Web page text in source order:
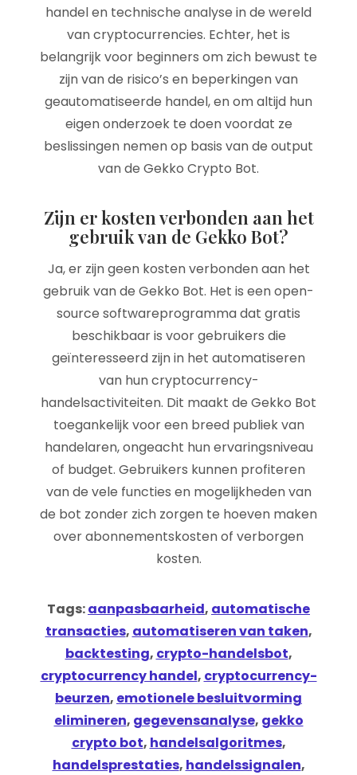
handel en technische analyse in de wereld
van cryptocurrencies. Echter, het is
belangrijk voor beginners om zich bewust te
zijn van de risico’s en beperkingen van
geautomatiseerde handel, en om altijd hun
eigen onderzoek te doen voordat ze
beslissingen nemen op basis van de output
van de Gekko Crypto Bot.
Zijn er kosten verbonden aan het
gebruik van de Gekko Bot?
Ja, er zijn geen kosten verbonden aan het
gebruik van de Gekko Bot. Het is een open-
source softwareprogramma dat gratis
beschikbaar is voor gebruikers die
geïnteresseerd zijn in het automatiseren
van hun cryptocurrency-
handelsactiviteiten. Dit maakt de Gekko Bot
toegankelijk voor een breed publiek van
handelaren, ongeacht hun ervaringsniveau
of budget. Gebruikers kunnen profiteren
van de vele functies en mogelijkheden van
de bot zonder zich zorgen te hoeven maken
over abonnementskosten of verborgen
kosten.
Tags:aanpasbaarheid, automatische
transacties, automatiseren van taken,
backtesting, crypto-handelsbot,
cryptocurrency handel, cryptocurrency-
beurzen, emotionele besluitvorming
elimineren, gegevensanalyse, gekko
crypto bot, handelsalgoritmes,
handelsprestaties, handelssignalen,